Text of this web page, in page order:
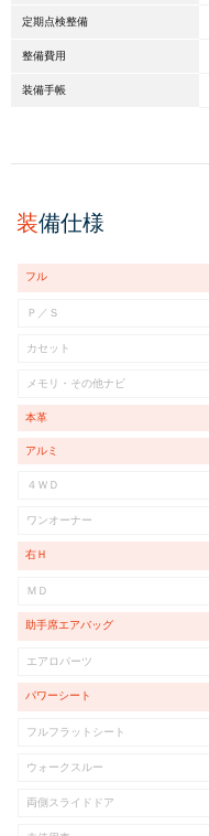
定期点検整備
整備費用
装備手帳
装備仕様
フル
Ｐ／Ｓ
カセット
メモリ・その他ナビ
本革
アルミ
４ＷＤ
ワンオーナー
右Ｈ
ＭＤ
助手席エアバッグ
エアロパーツ
パワーシート
フルフラットシート
ウォークスルー
両側スライドドア